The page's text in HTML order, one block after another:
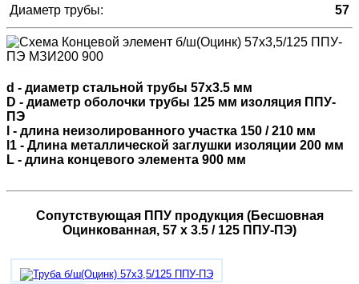
Диаметр трубы:
57
d - диаметр стальной трубы 57х3.5 мм
D - диаметр оболочки трубы 125 мм изоляция ППУ-
ПЭ
l - длина неизолированного участка 150 / 210 мм
l1 - Длина металлической заглушки изоляции 200 мм
L - длина концевого элемента 900 мм
Сопутствующая ППУ продукция (Бесшовная
Оцинкованная, 57 х 3.5 / 125 ППУ-ПЭ)